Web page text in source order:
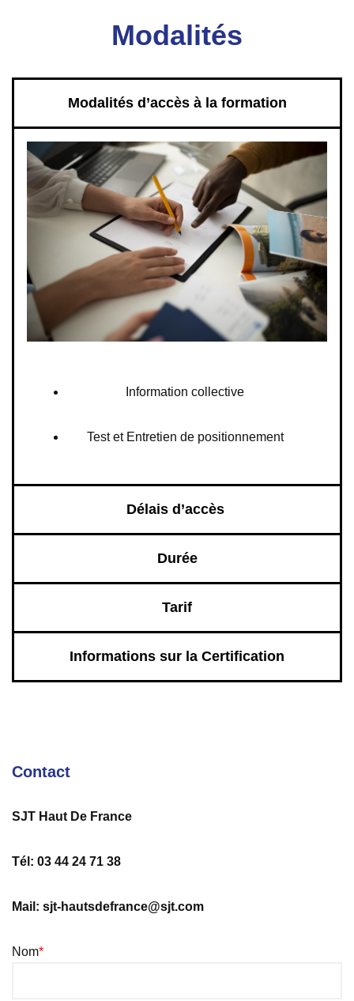
Modalités
Modalités d’accès à la formation
Information collective
Test et Entretien de positionnement
Délais d’accès
Durée
Tarif
Informations sur la Certification
Contact
SJT Haut De France
Tél: 03 44 24 71 38
Mail: sjt-hautsdefrance@sjt.com
Nom*